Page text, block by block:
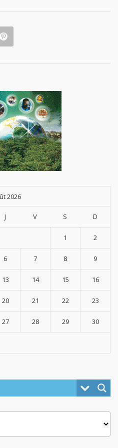
2026
J V S D
1 2
6 7 8 9
13 14 15 16
20 21 22 23
27 28 29 30